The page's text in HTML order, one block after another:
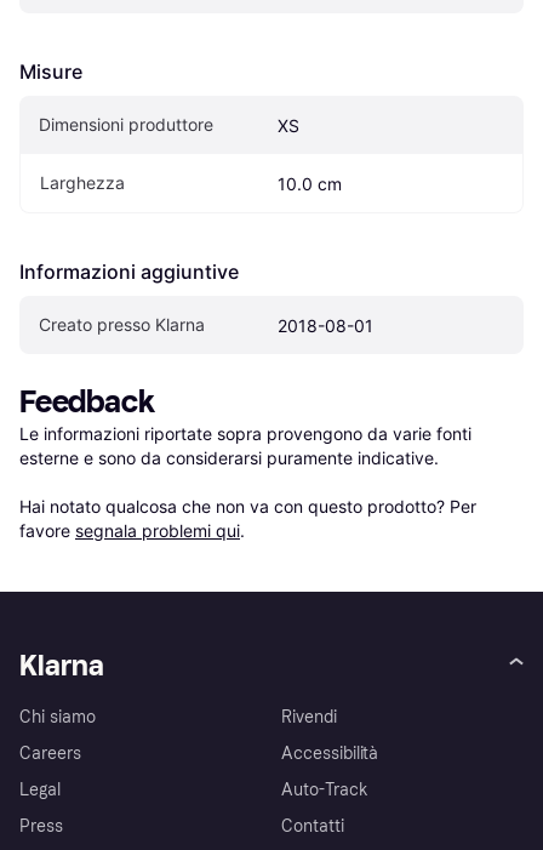
Misure
Dimensioni produttore XS
Larghezza 10.0 cm
Informazioni aggiuntive
Creato presso Klarna 2018-08-01
Feedback
Le informazioni riportate sopra provengono da varie fonti
esterne e sono da considerarsi puramente indicative.
Hai notato qualcosa che non va con questo prodotto? Per
favore segnala problemi qui.
Klarna
Chi siamo
Careers
Legal
Press
Rivendi
Accessibilità
Auto-Track
Contatti